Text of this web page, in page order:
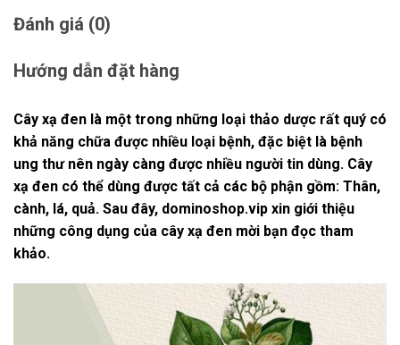
Đánh giá (0)
Hướng dẫn đặt hàng
Cây xạ đen là một trong những loại thảo dược rất quý có
khả năng chữa được nhiều loại bệnh, đặc biệt là bệnh
ung thư nên ngày càng được nhiều người tin dùng. Cây
xạ đen có thể dùng được tất cả các bộ phận gồm: Thân,
cành, lá, quả. Sau đây, dominoshop.vip xin giới thiệu
những công dụng của cây xạ đen mời bạn đọc tham
khảo.